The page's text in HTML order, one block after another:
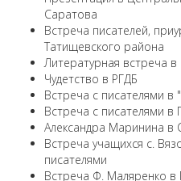
Саратова
Встреча писателей,
Татищевского района
Литературная встреча
Чудетство в РГДБ
Встреча с писателями в
Встреча с писателями
Александра Маринина в
Встреча учащихся с.
писателями
Встреча Ф. Маляренко в